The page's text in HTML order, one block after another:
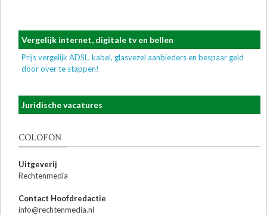
Vergelijk internet, digitale tv en bellen
Prijs vergelijk ADSL, kabel, glasvezel aanbieders en bespaar geld
door over te stappen!
Juridische vacatures
COLOFON
Uitgeverij
Rechtenmedia
Contact Hoofdredactie
info@rechtenmedia.nl